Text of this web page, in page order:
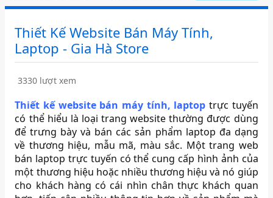
Thiết Kế Website Bán Máy Tính,
Laptop - Gia Hà Store
3330 lượt xem
Thiết kế website bán máy tính, laptop trực tuyến
có thể hiểu là loại trang website thường được dùng
để trưng bày và bán các sản phẩm laptop đa dạng
về thương hiệu, mẫu mã, màu sắc. Một trang web
bán laptop trực tuyến có thể cung cấp hình ảnh của
một thương hiệu hoặc nhiều thương hiệu và nó giúp
cho khách hàng có cái nhìn chân thực khách quan